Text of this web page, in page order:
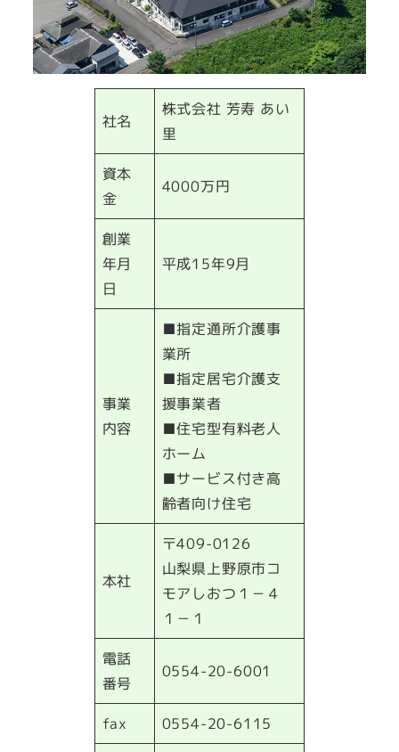
社名
株式会社 芳寿 あい
里
資本
金
4000万円
創業
年月
日
平成15年9月
事業
内容
■指定通所介護事
業所
■指定居宅介護支
援事業者
■住宅型有料老人
ホーム
■サービス付き高
齢者向け住宅
本社
〒409-0126
山梨県上野原市コ
モアしおつ１－４
１－１
電話
番号
0554-20-6001
fax 0554-20-6115